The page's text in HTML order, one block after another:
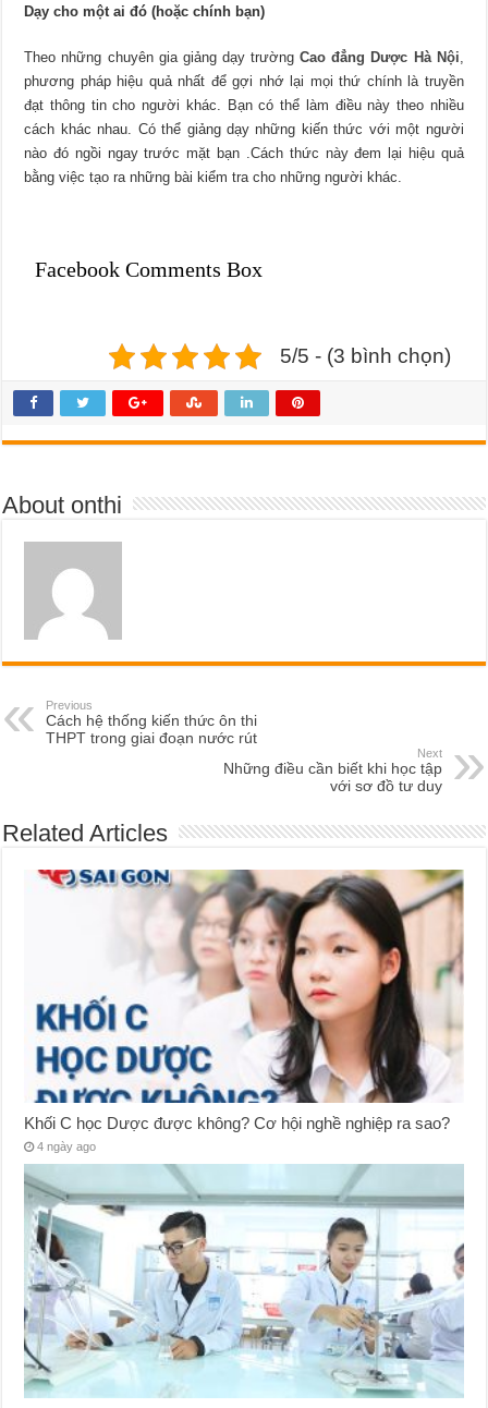
Dạy cho một ai đó (hoặc chính bạn)
Theo những chuyên gia giảng dạy trườngCao đẳng Dược Hà Nội
phương pháp hiệu quả nhất để gợi nhớ lại mọi thứ chính là truyền
đạt thông tin cho người khác. Bạn có thể làm điều này theo nhiều
cách khác nhau. Có thể giảng dạy những kiến ​​thức với một người
nào đó ngồi ngay trước mặt bạn .Cách thức này đem lại hiệu quả
bằng việc tạo ra những bài kiểm tra cho những người khác.
Facebook Comments Box
5/5 - (3 bình chọn)
About onthi
Previous
Cách hệ thống kiến thức ôn thi
THPT trong giai đoạn nước rút
Next
Những điều cần biết khi học tập
với sơ đồ tư duy
Related Articles
Khối C học Dược được không? Cơ hội nghề nghiệp ra sao?
4 ngày ago